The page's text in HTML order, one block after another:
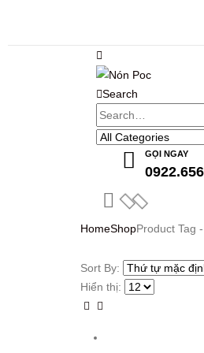
Search
GỌI NGAY
HomeShopProduct Tag -
Sort By:
Hiển thị: